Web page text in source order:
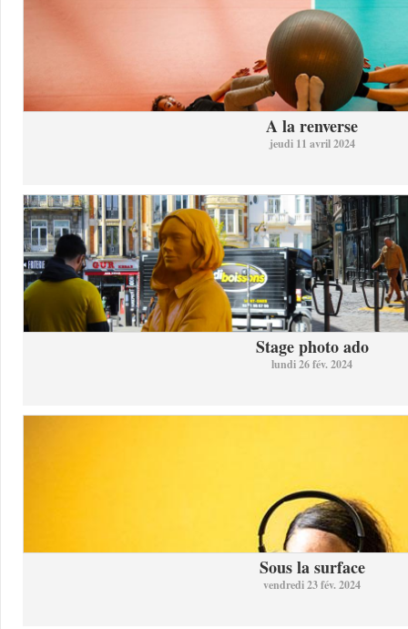
A la renverse
jeudi 11 avril 2024
Stage photo ado
lundi 26 fév. 2024
Sous la surface
vendredi 23 fév. 2024